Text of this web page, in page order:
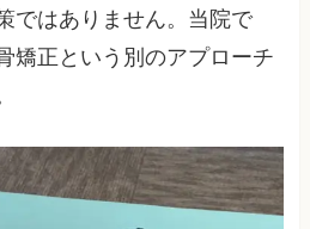
ではありません。当院で
矯正という別のアプローチ